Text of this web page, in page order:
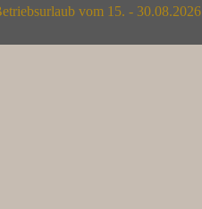
vom 15. - 30.08.2026